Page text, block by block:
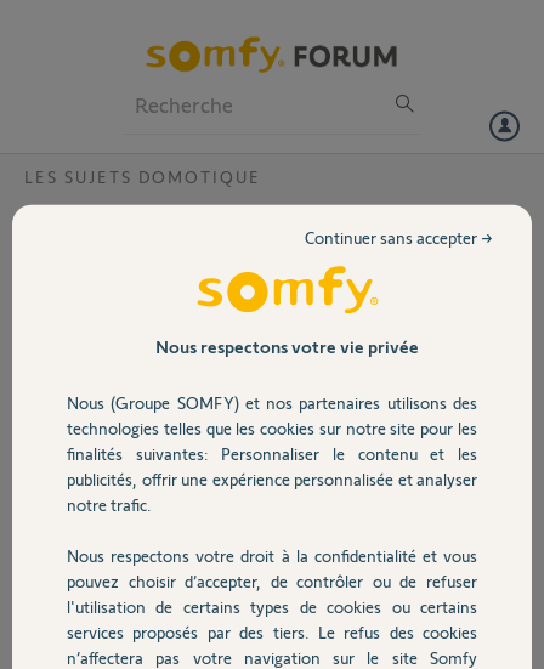
Volet
Sécurité
Domotique
Chauffage
Autres produits
LES SUJETS DOMOTIQUE
Gestion zones avec Tahoma et mon
je possède une Tahoma switch et je viens d'installer un
programmateur fil pilote avec deux récepteurs que j'ai mis dans deux
Quand je connecte ma box à mon thermostat cette dernière ne gère
pas les zones je peux effectivement passer de confort à éco mais les
deux zones sont impactées.
Je voudrais pourvoir en modifier qu'une seul zones
la Tahoma ne gère t'elle pas les zones ?
Nicolas L.
il y a plus de 2 ans
Participer au fil de discussion
Nous respectons votre vie privée
Nous (Groupe SOMFY) et nos partenaires utilisons des
technologies telles que les cookies sur notre site pour les
finalités suivantes: Personnaliser le contenu et les
publicités, offrir une expérience personnalisée et analyser
notre trafic.
Nous respectons votre droit à la confidentialité et vous
pouvez choisir d’accepter, de contrôler ou de refuser
l'utilisation de certains types de cookies ou certains
services proposés par des tiers. Le refus des cookies
n’affectera pas votre navigation sur le site Somfy
Continuer sans accepter →